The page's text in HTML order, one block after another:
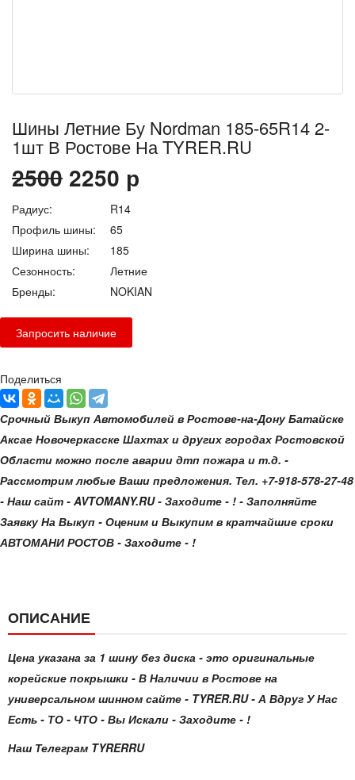
Шины Летние Бу Nordman 185-65R14 2-
1шт В Ростове На TYRER.RU
2500 2250 р
Радиус:
R14
Профиль шины:
65
Ширина шины:
185
Сезонность:
Летние
Бренды:
NOKIAN
Поделиться
Срочный Выкуп Автомобилей в Ростове-на-Дону Батайске
Аксае Новочеркасске Шахтах и других городах Ростовской
Области можно после аварии дтп пожара и т.д. -
Рассмотрим любые Ваши предложения. Тел. +7-918-578-27-48
- Наш сайт - AVTOMANY.RU - Заходите - ! - Заполняйте
Заявку На Выкуп - Оценим и Выкупим в кратчайшие сроки
АВТОМАНИ РОСТОВ - Заходите - !
ОПИСАНИЕ
Цена указана за 1 шину без диска - это оригинальные
корейские покрышки - В Наличии в Ростове на
универсальном шинном сайте - TYRER.RU - А Вдруг У Нас
Есть - ТО - ЧТО - Вы Искали - Заходите - !
Наш Телеграм TYRERRU